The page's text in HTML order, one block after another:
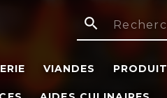
search
VIANDES